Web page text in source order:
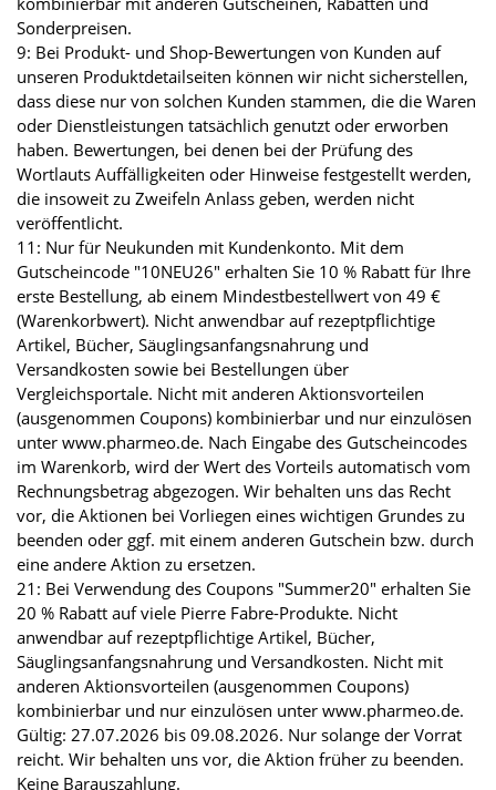
Sonderpreisen.
9: Bei Produkt- und Shop-Bewertungen von Kunden auf
unseren Produktdetailseiten können wir nicht sicherstellen,
dass diese nur von solchen Kunden stammen, die die Waren
oder Dienstleistungen tatsächlich genutzt oder erworben
haben. Bewertungen, bei denen bei der Prüfung des
Wortlauts Auffälligkeiten oder Hinweise festgestellt werden,
die insoweit zu Zweifeln Anlass geben, werden nicht
veröffentlicht.
11: Nur für Neukunden mit Kundenkonto. Mit dem
Gutscheincode "10NEU26" erhalten Sie 10 % Rabatt für Ihre
erste Bestellung, ab einem Mindestbestellwert von 49 €
(Warenkorbwert). Nicht anwendbar auf rezeptpflichtige
Artikel, Bücher, Säuglingsanfangsnahrung und
Versandkosten sowie bei Bestellungen über
Vergleichsportale. Nicht mit anderen Aktionsvorteilen
(ausgenommen Coupons) kombinierbar und nur einzulösen
unter www.pharmeo.de. Nach Eingabe des Gutscheincodes
im Warenkorb, wird der Wert des Vorteils automatisch vom
Rechnungsbetrag abgezogen. Wir behalten uns das Recht
vor, die Aktionen bei Vorliegen eines wichtigen Grundes zu
beenden oder ggf. mit einem anderen Gutschein bzw. durch
eine andere Aktion zu ersetzen.
21: Bei Verwendung des Coupons "Summer20" erhalten Sie
20 % Rabatt auf viele Pierre Fabre-Produkte. Nicht
anwendbar auf rezeptpflichtige Artikel, Bücher,
Säuglingsanfangsnahrung und Versandkosten. Nicht mit
anderen Aktionsvorteilen (ausgenommen Coupons)
kombinierbar und nur einzulösen unter www.pharmeo.de.
Gültig: 27.07.2026 bis 09.08.2026. Nur solange der Vorrat
reicht. Wir behalten uns vor, die Aktion früher zu beenden.
Keine Barauszahlung.